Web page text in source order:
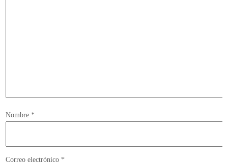
Nombre *
Correo electrónico *